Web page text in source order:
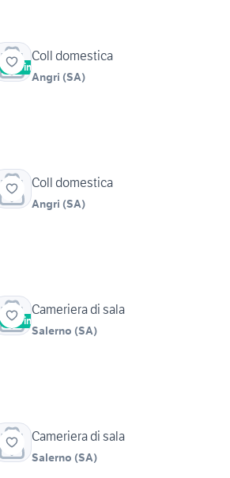
Vetrina
Coll domestica
Angri (SA)
Coll domestica
Angri (SA)
Vetrina
Cameriera di sala
Salerno (SA)
Cameriera di sala
Salerno (SA)